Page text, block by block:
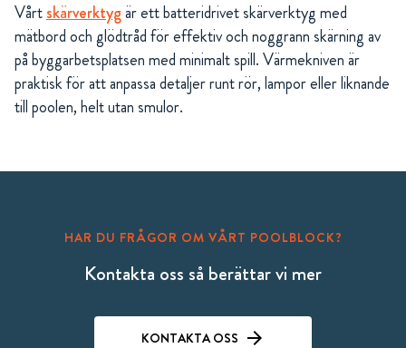
Vårtskärverktygär ett batteridrivet skärverktyg med
mätbord och glödtråd för effektiv och noggrann skärning av
på byggarbetsplatsen med minimalt spill. Värmekniven är
praktisk för att anpassa detaljer runt rör, lampor eller liknande
till poolen, helt utan smulor.
HAR DU FRÅGOR OM VÅRT POOLBLOCK?
Kontakta oss så berättar vi mer
KONTAKTA OSS